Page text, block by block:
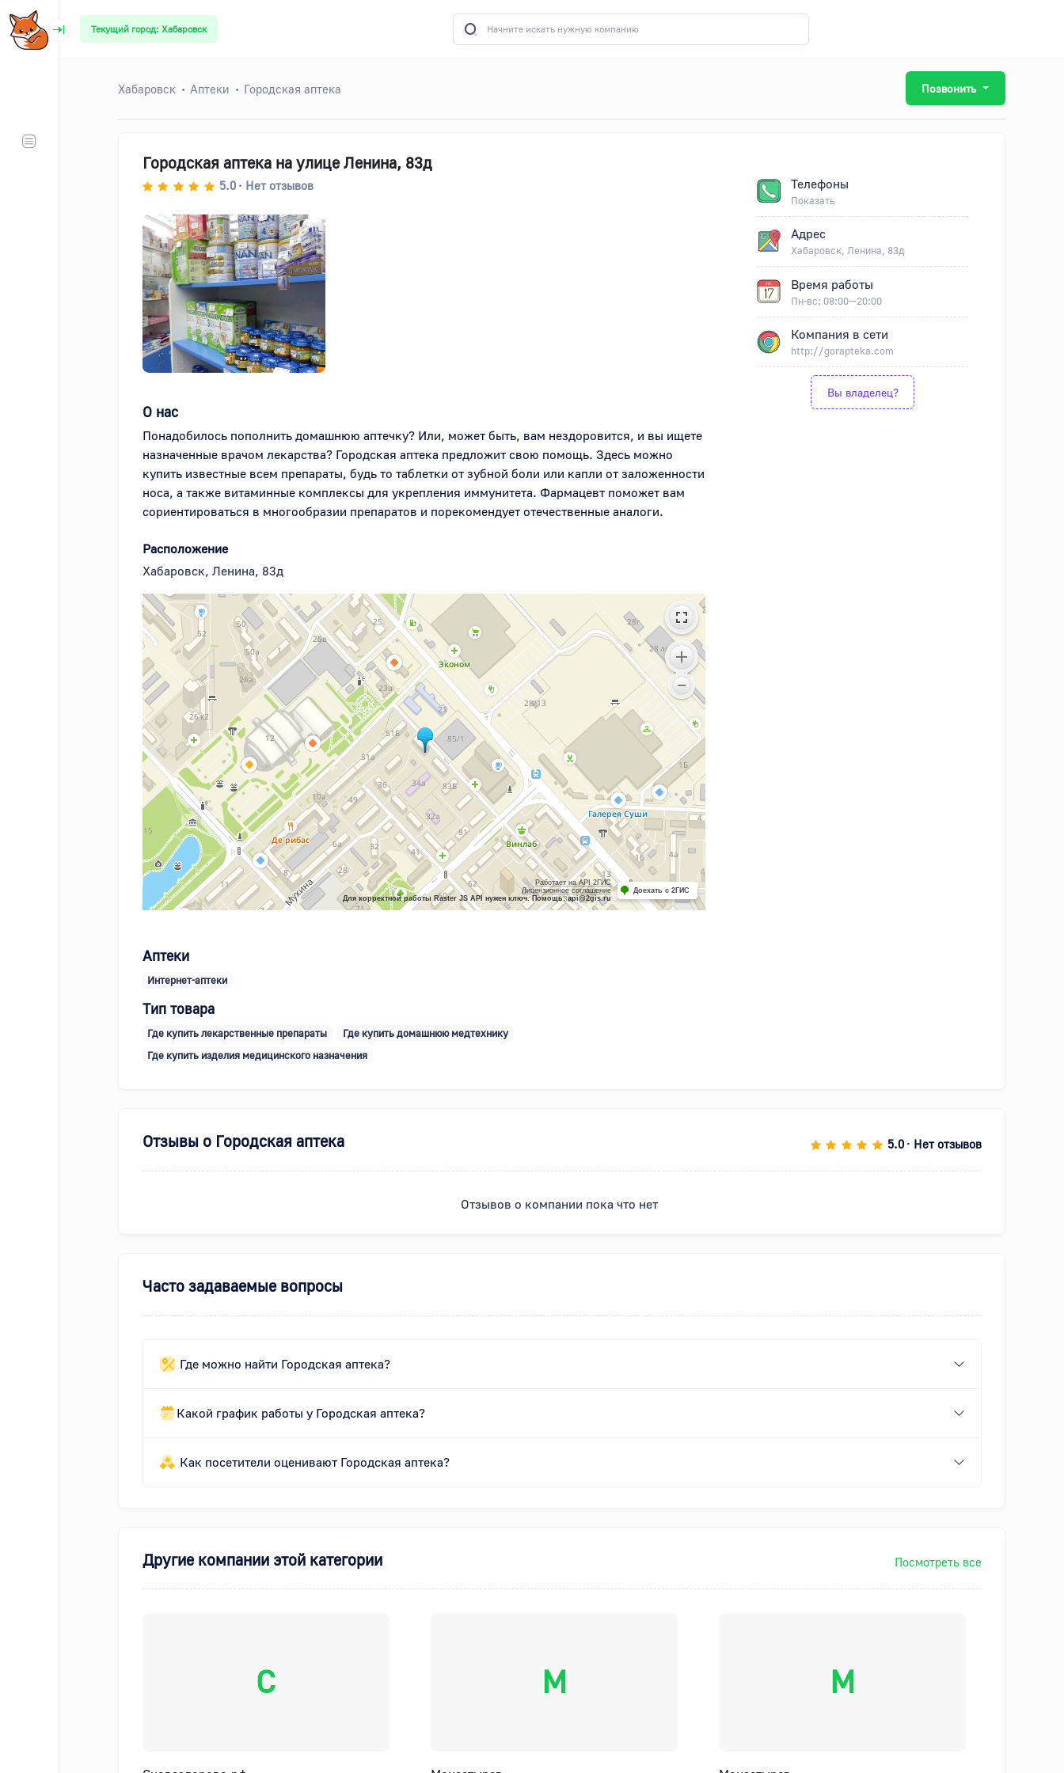
Текущий город: Хабаровск
Хабаровск Аптеки Городская аптека Позвонить
Городская аптека на улице Ленина, 83д
5.0 • Нет отзывов
О нас
Понадобилось пополнить домашнюю аптечку? Или, может быть, вам нездоровится, и вы ищете
назначенные врачом лекарства? Городская аптека предложит свою помощь. Здесь можно
купить известные всем препараты, будь то таблетки от зубной боли или капли от заложенности
носа, а также витаминные комплексы для укрепления иммунитета. Фармацевт поможет вам
сориентироваться в многообразии препаратов и порекомендует отечественные аналоги.
Расположение
Хабаровск, Ленина, 83д
Работает на API 2ГИС
Лицензионное соглашение
Для корректной работы Raster JS API нужен ключ. Помощь: api@2gis.ru
Доехать с 2ГИС
Аптеки
Интернет-аптеки
Тип товара
Где купить лекарственные препараты
Где купить домашнюю медтехнику
Где купить изделия медицинского назначения
Телефоны
Показать
Адрес
Хабаровск, Ленина, 83д
Время работы
Пн-вс: 08:00—20:00
Компания в сети
http://gorapteka.com
Вы владелец?
Отзывы о Городская аптека 5.0 • Нет отзывов
Отзывов о компании пока что нет
Часто задаваемые вопросы
Где можно найти Городская аптека?
Какой график работы у Городская аптека?
Как посетители оценивают Городская аптека?
Другие компании этой категории Посмотреть все
С М М